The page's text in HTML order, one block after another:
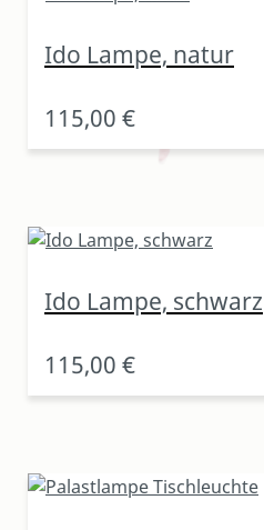
Ido Lampe, natur
115,00 €
Ido Lampe, schwarz
115,00 €